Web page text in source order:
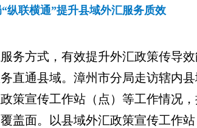
纵联横通”提升县域外汇服务质效
务方式，有效提升外汇政策传导
直通县域。漳州市分局走访辖内
策宣传工作站（点）等工作情况
盖面。以县域外汇政策宣传工作